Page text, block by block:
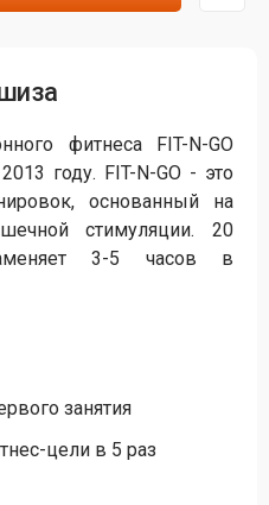
фитнеса FIT-N-GO
году. FIT-N-GO - это
основанный на
стимуляции. 20
3-5 часов в
занятия
цели в 5 раз